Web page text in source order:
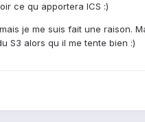
ce qu apportera ICS :)
je me suis fait une raison.
S3 alors qu il me tente bien :)